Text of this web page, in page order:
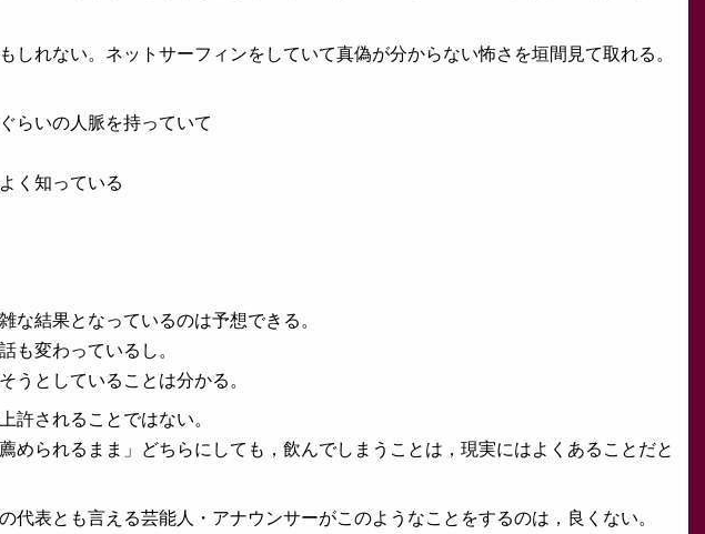
しれない。ネットサーフィンをしていて真偽が分からない怖さを垣間見て取れる。
らいの人脈を持っていて
く知っている
な結果となっているのは予想できる。
も変わっているし。
うとしていることは分かる。
許されることではない。
められるまま」どちらにしても，飲んでしまうことは，現実にはよくあることだと
代表とも言える芸能人・アナウンサーがこのようなことをするのは，良くない。